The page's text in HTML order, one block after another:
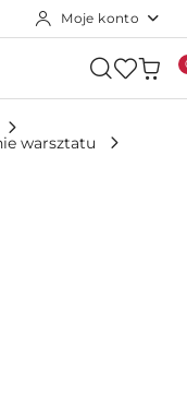
Moje konto
warsztatu